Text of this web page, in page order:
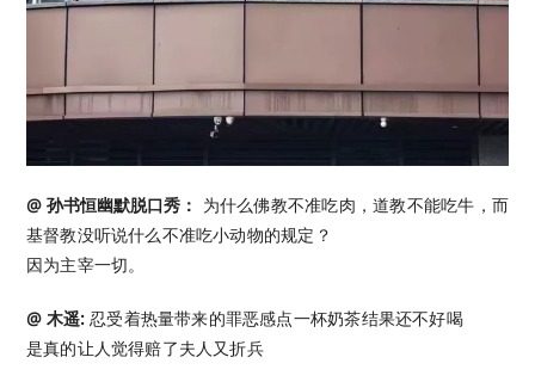
@ 孙书恒幽默脱口秀： 为什么佛教不准吃肉，道教不能吃牛，而
基督教没听说什么不准吃小动物的规定？
因为主宰一切。
@ 木遥: 忍受着热量带来的罪恶感点一杯奶茶结果还不好喝
是真的让人觉得赔了夫人又折兵 ​​​